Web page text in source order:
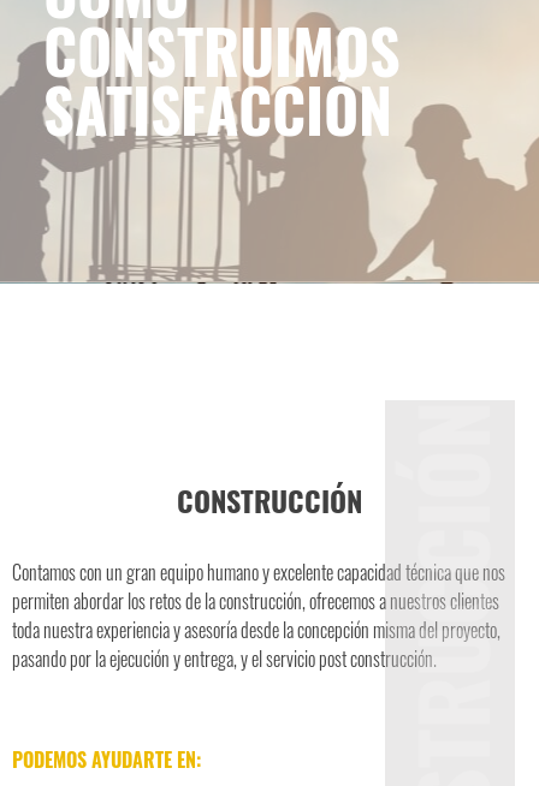
CONSTRUIMOS
SATISFACCIÓN
CONSTRUCCIÓN
Contamos con un gran equipo humano y excelente capacidad técnica que nos
permiten abordar los retos de la construcción, ofrecemos a nuestros clientes
toda nuestra experiencia y asesoría desde la concepción misma del proyecto,
pasando por la ejecución y entrega, y el servicio post construcción.
PODEMOS AYUDARTE EN: